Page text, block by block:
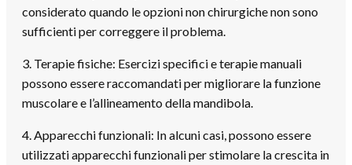
considerato quando le opzioni non chirurgiche non sono
sufficienti per correggere il problema.
3. Terapie fisiche: Esercizi specifici e terapie manuali
possono essere raccomandati per migliorare la funzione
muscolare e l’allineamento della mandibola.
4. Apparecchi funzionali: In alcuni casi, possono essere
utilizzati apparecchi funzionali per stimolare la crescita in